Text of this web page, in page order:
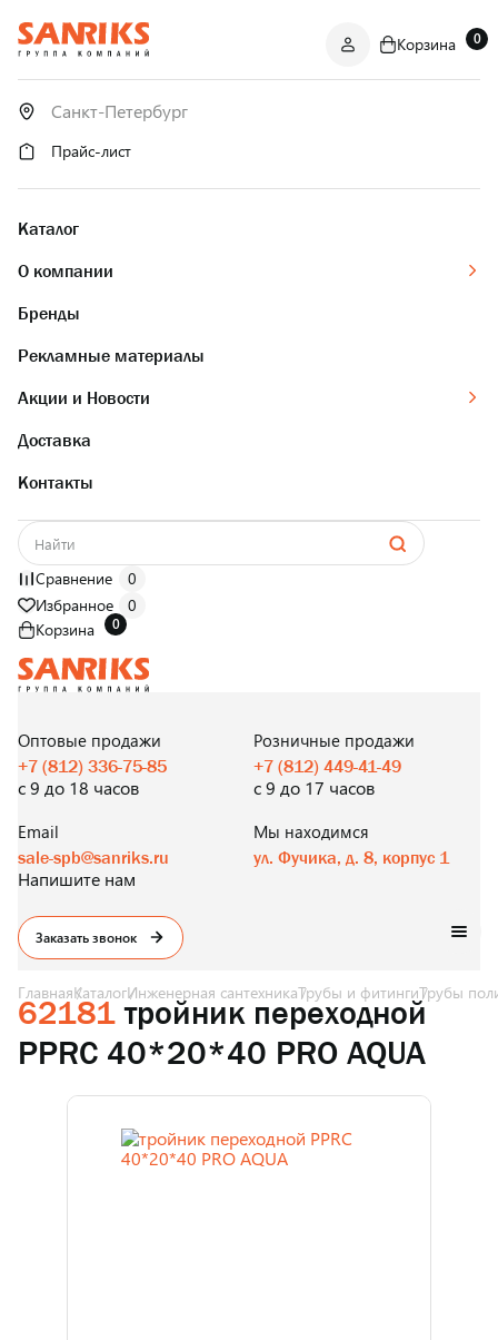
ОПТОМ
И В РОЗНИЦУ
Корзина 0
Прайс-лист
Каталог
О компании
Бренды
Рекламные материалы
Акции и Новости
Доставка
Контакты
Сравнение
0
Избранное
0
Корзина
0
И В РОЗНИЦУ
Оптовые продажи
+7 (812) 336-75-85
с 9 до 18 часов
Розничные продажи
+7 (812) 449-41-49
с 9 до 17 часов
Email
sale-spb@sanriks.ru
Напишите нам
Мы находимся
ул. Фучика, д. 8, корпус 1
Заказать звонок
ГлавнаяКаталогИнженерная сантехникаТрубы и фитингиТрубы
62181 тройник переходной
PPRC 40*20*40 PRO AQUA